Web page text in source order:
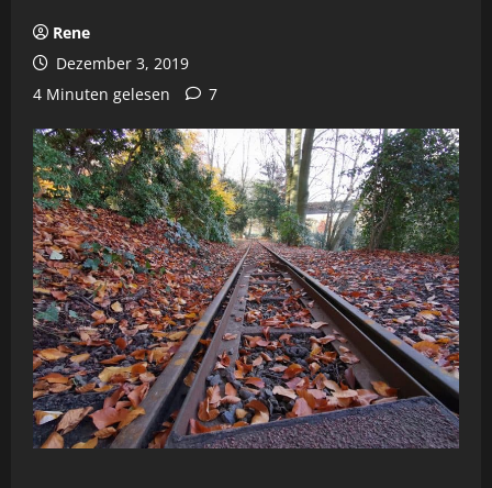
Rene
Dezember 3, 2019
4 Minuten gelesen
7